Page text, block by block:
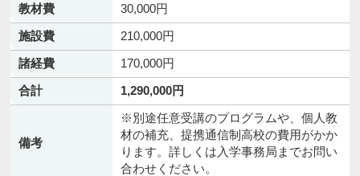
教材費
30,000円
施設費
210,000円
諸経費
170,000円
合計
1,290,000円
備考
※別途任意受講のプログラムや、個人教
材の補充、提携通信制高校の費用がかか
ります。詳しくは入学事務局までお問い
合わせください。